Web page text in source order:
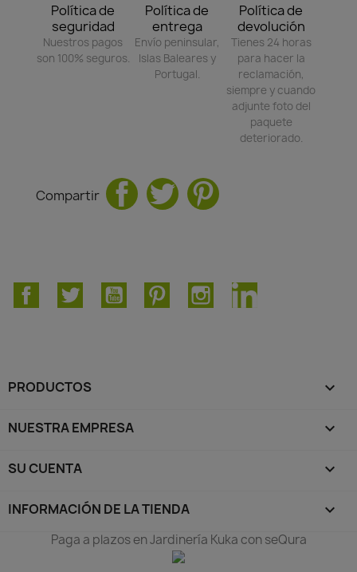
Política de
seguridad
Nuestros pagos
son 100% seguros.
Política de
entrega
Envío peninsular,
Islas Baleares y
Portugal.
Política de
devolución
Tienes 24 horas
para hacer la
reclamación,
siempre y cuando
adjunte foto del
paquete
deteriorado.
Compartir
FacebookTwitter YouTube PinterestInstagramLinkedIn
PRODUCTOS 
NUESTRA EMPRESA 
SU CUENTA 
INFORMACIÓN DE LA TIENDA keyboard_arrow_down
Paga a plazos en Jardinería Kuka con seQura